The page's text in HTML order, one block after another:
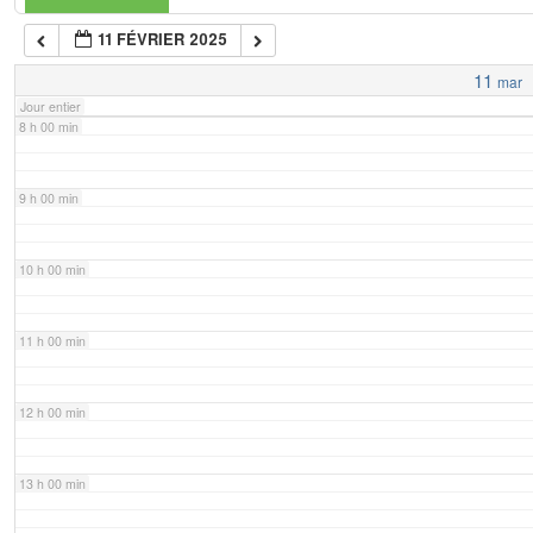
11 FÉVRIER 2025
11 mar
Jour entier
7 h 00 min
8 h 00 min
9 h 00 min
10 h 00 min
11 h 00 min
12 h 00 min
13 h 00 min